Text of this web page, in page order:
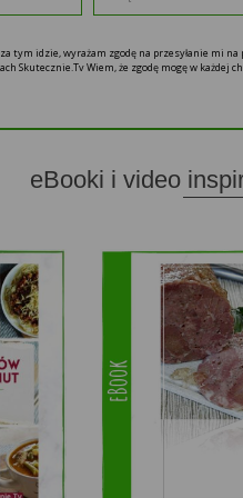
tym idzie, wyrażam zgodę na przesyłanie mi
Skutecznie.Tv Wiem, że zgodę mogę w
eBooki i video